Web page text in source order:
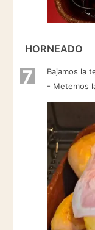
HORNEADO
7
Bajamos la
- Metemos